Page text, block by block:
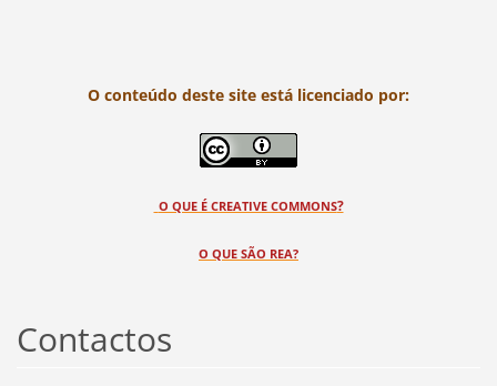
O conteúdo deste site está licenciado por:
O QUE É CREATIVE COMMONS?
O QUE SÃO REA?
Contactos